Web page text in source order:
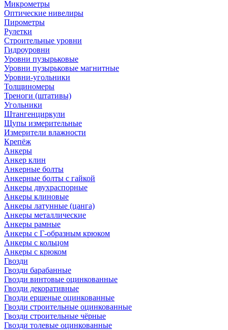
Микрометры
Оптические нивелиры
Пирометры
Рулетки
Строительные уровни
Гидроуровни
Уровни пузырьковые
Уровни пузырьковые магнитные
Уровни-угольники
Толщиномеры
Треноги (штативы)
Угольники
Штангенциркули
Щупы измерительные
Измерители влажности
Крепёж
Анкеры
Анкер клин
Анкерные болты
Анкерные болты с гайкой
Анкеры двухраспорные
Анкеры клиновые
Анкеры латунные (цанга)
Анкеры металлические
Анкеры рамные
Анкеры с Г-образным крюком
Анкеры с кольцом
Анкеры с крюком
Гвозди
Гвозди барабанные
Гвозди винтовые оцинкованные
Гвозди декоративные
Гвозди ершеные оцинкованные
Гвозди строительные оцинкованные
Гвозди строительные чёрные
Гвозди толевые оцинкованные